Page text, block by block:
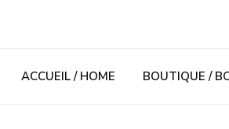
ACCUEIL / HOME BOUTIQUE /